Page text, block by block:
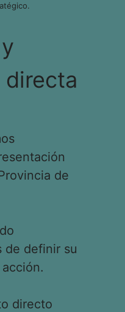
de
de definir su
directo